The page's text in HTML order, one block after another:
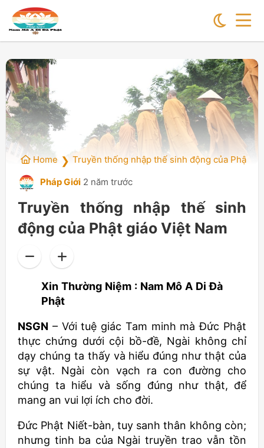
Home ❯ Truyền thống nhập thế sinh động của Phật
Pháp Giới 2 năm trước
Truyền thống nhập thế sinh
động của Phật giáo Việt Nam
Xin Thường Niệm : Nam Mô A Di Đà
Phật
NSGN – Với tuệ giác Tam minh mà Đức Phật
thực chứng dưới cội bồ-đề, Ngài không chỉ
dạy chúng ta thấy và hiểu đúng như thật của
sự vật. Ngài còn vạch ra con đường cho
chúng ta hiểu và sống đúng như thật, để
mang an vui lợi ích cho đời.
Đức Phật Niết-bàn, tuy sanh thân không còn;
nhưng tinh ba của Ngài truyền trao vẫn tồn